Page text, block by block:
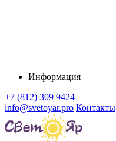
Информация
+7 (812) 309 9424
info@svetoyar.pro Контакты